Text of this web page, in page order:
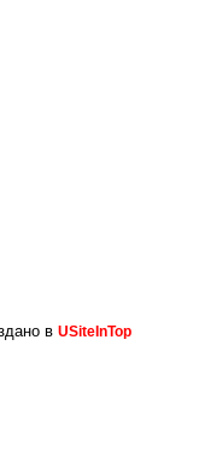
в USiteInTop